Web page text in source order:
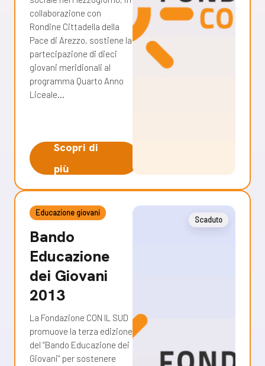
collaborazione con
Rondine Cittadella della
Pace di Arezzo, sostiene la
partecipazione di dieci
giovani meridionali al
programma Quarto Anno
Liceale…
Scopri di
più
Educazione giovani
Bando
Educazione
dei Giovani
2013
La Fondazione CON IL SUD
promuove la terza edizione
del “Bando Educazione dei
Giovani” per sostenere
Scaduto